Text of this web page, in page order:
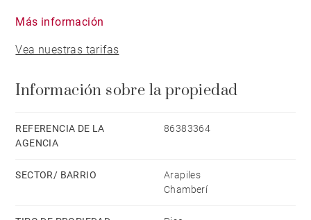
baja interior ha sido rediseñada para ofrecer un hogar
tanto para vivir como para invertir.
La reforma integral contempla un salón-comedor con
cocina abierta totalmente equipada, dos dormitorios y
completamente amueblada, con mobiliario moderno y
Más información
Vea nuestras tarifas
Información sobre la propiedad
REFERENCIA DE LA
AGENCIA
86383364
SECTOR/ BARRIO
Arapiles
Chamberí